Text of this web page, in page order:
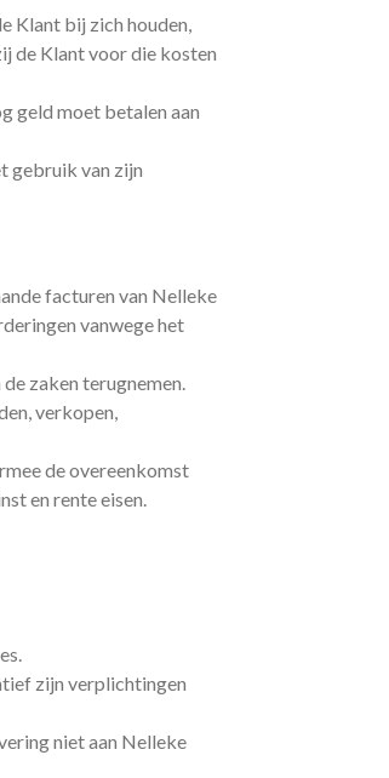
Klant bij zich houden,
de Klant voor die kosten
geld moet betalen aan
gebruik van zijn
facturen van Nelleke
vanwege het
zaken terugnemen.
verkopen,
de overeenkomst
en rente eisen.
zijn verplichtingen
niet aan Nelleke